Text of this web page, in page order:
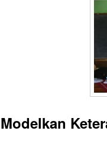
Modelkan